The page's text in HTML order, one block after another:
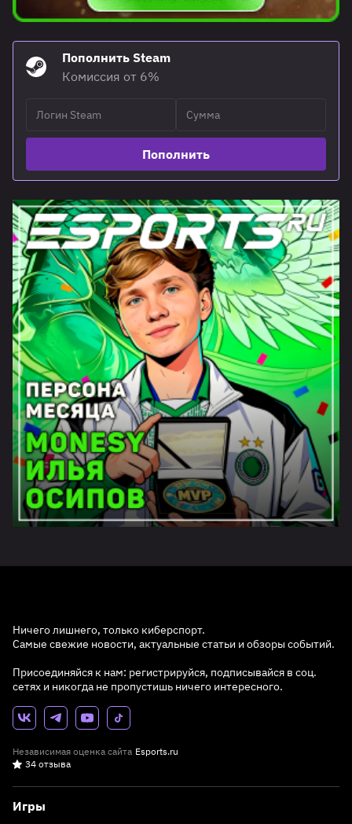
Пополнить Steam
Комиссия от 6%
Пополнить
Ничего лишнего, только киберспорт.
Самые свежие новости, актуальные статьи и обзоры событий.
Присоединяйся к нам: регистрируйся, подписывайся в соц.
сетях и никогда не пропустишь ничего интересного.
Независимая оценка сайта Esports.ru
34 отзыва
Игры